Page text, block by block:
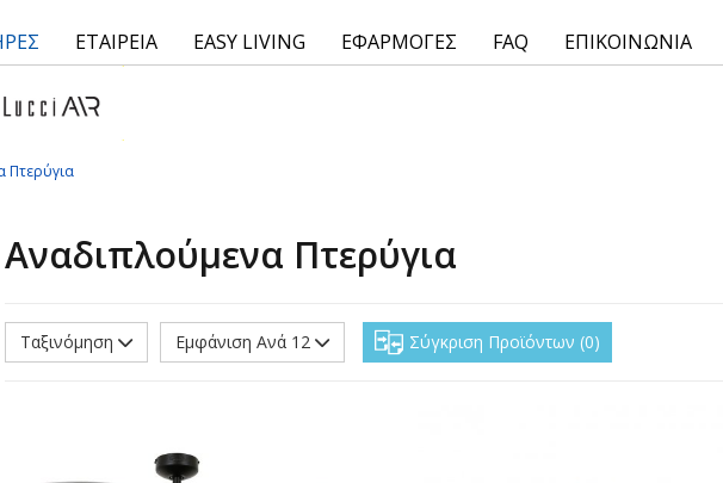
ΕΤΑΙΡΕΙΑ EASY LIVING ΕΦΑΡΜΟΓΕΣ FAQ ΕΠΙΚΟΙΝΩΝΙΑ
Πτερύγια
Aναδιπλούμενα Πτερύγια
Ταξινόμηση Εμφάνιση Ανά 12 Σύγκριση Προϊόντων 0